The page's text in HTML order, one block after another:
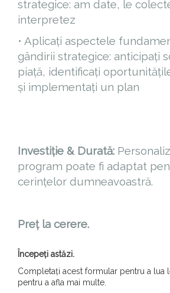
strategice: am date, le
interpretez
• Aplicați aspectele
gândirii strategice: anticipați
piață, identificați
și implementați un plan
Investiție & Durată:
program poate fi adaptat
cerințelor dumneavoastră.
Preț la cerere.
Începeți astăzi.
Completați acest formular pentru a lua
pentru a afla mai multe.